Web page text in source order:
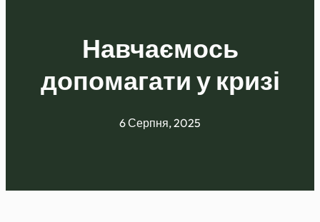
Навчаємось
допомагати у кризі
6 Серпня, 2025